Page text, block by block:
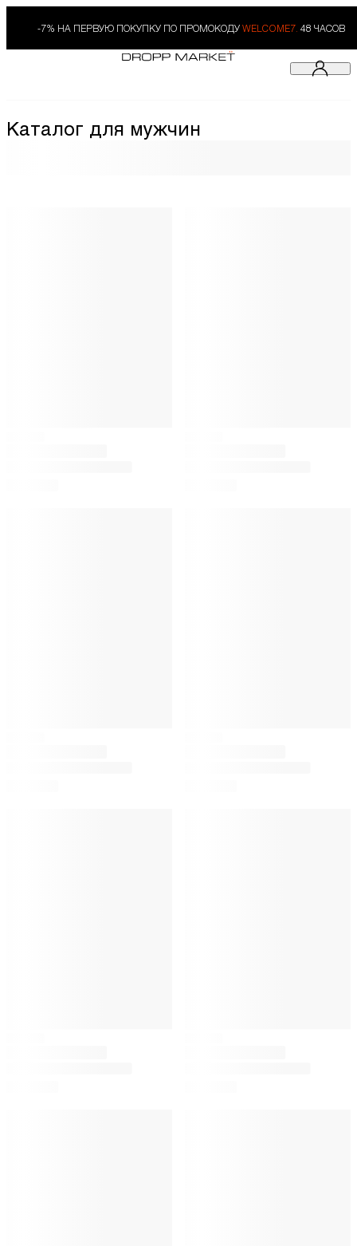
-7% НА ПЕРВУЮ ПОКУПКУ ПО ПРОМОКОДУ WELCOME7. 48 ЧАСОВ
Каталог для мужчин